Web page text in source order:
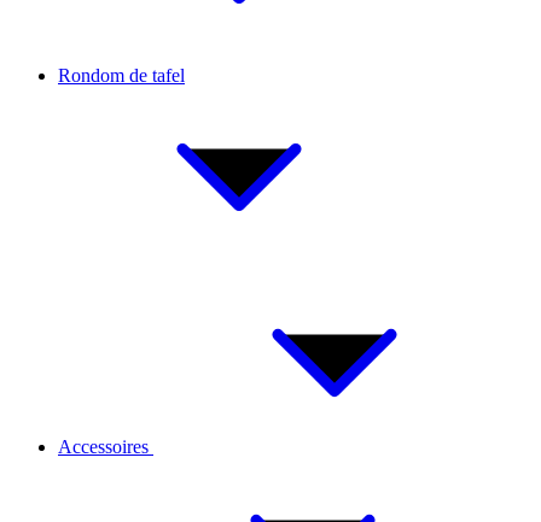
Rondom de tafel
Accessoires